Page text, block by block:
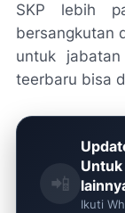
SKP lebih
bersangkutan
untuk
teerbaru bisa
📲
Ikuti